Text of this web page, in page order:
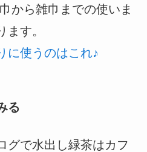
から雑巾までの使いま
す。
に使うのはこれ♪
る
グで水出し緑茶はカフ